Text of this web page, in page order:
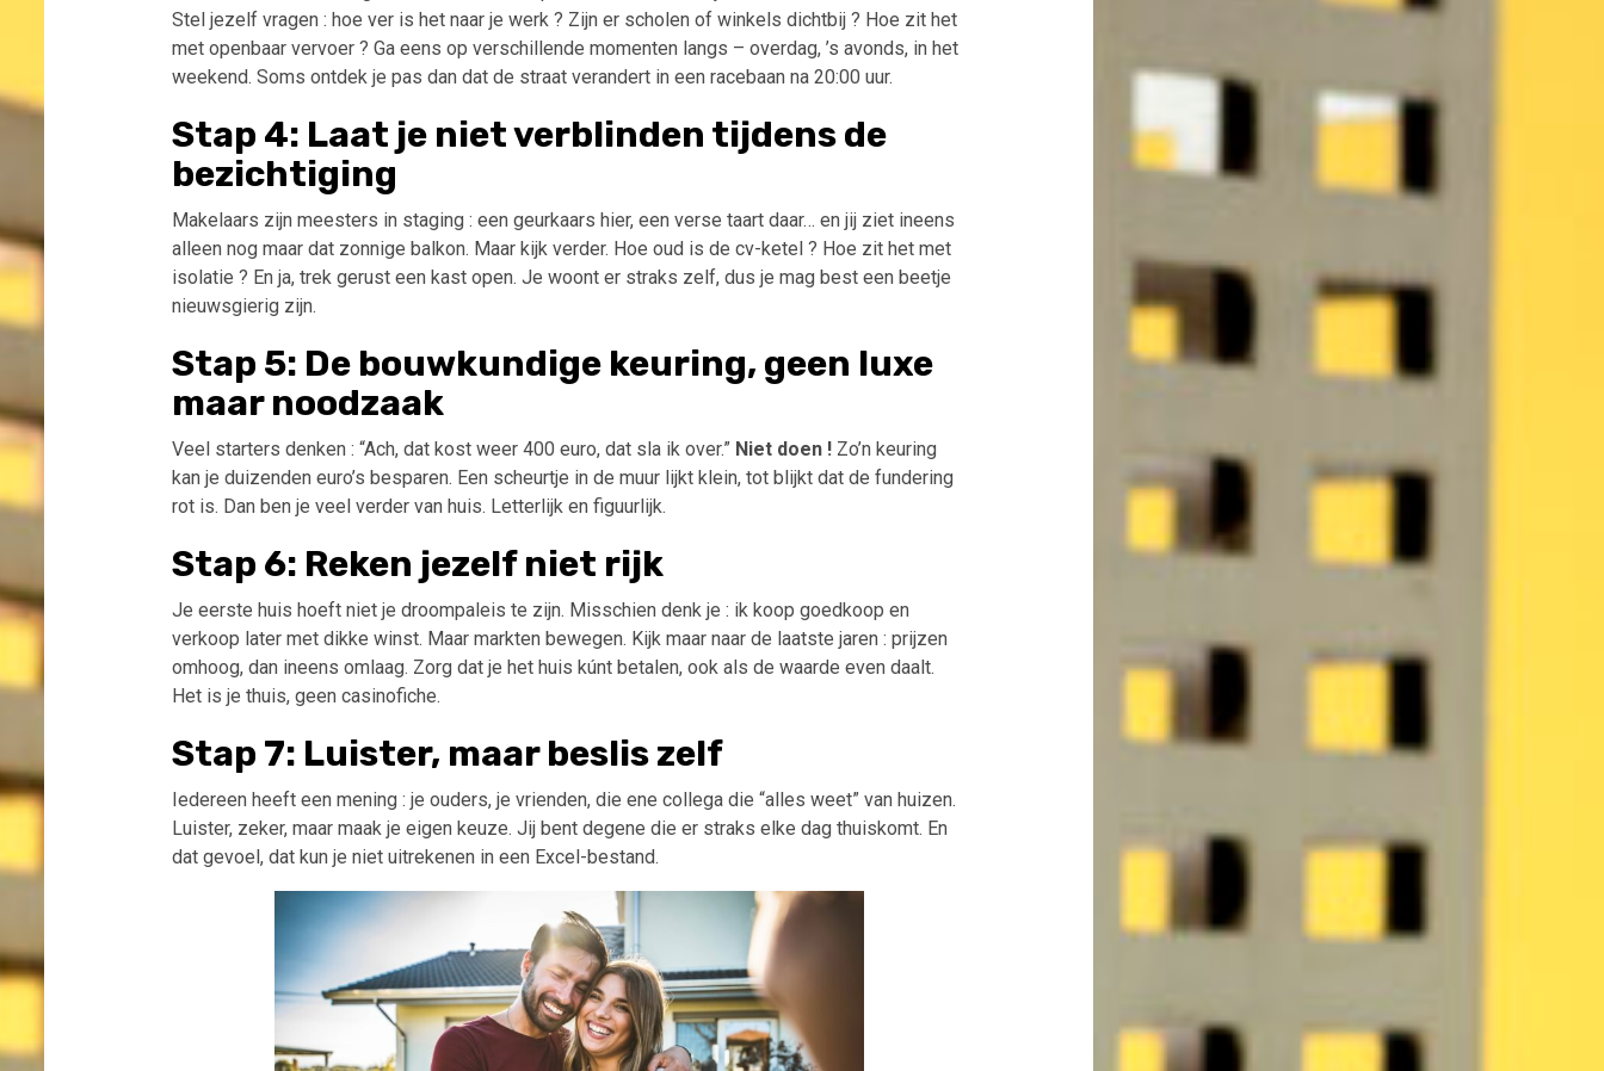
Stel jezelf vragen : hoe ver is het naar je werk ? Zijn er scholen of winkels dichtbij ? Hoe zit het
met openbaar vervoer ? Ga eens op verschillende momenten langs – overdag, ’s avonds, in het
weekend. Soms ontdek je pas dan dat de straat verandert in een racebaan na 20:00 uur.
Stap 4: Laat je niet verblinden tijdens de
bezichtiging
Makelaars zijn meesters in staging : een geurkaars hier, een verse taart daar… en jij ziet ineens
alleen nog maar dat zonnige balkon. Maar kijk verder. Hoe oud is de cv-ketel ? Hoe zit het met
isolatie ? En ja, trek gerust een kast open. Je woont er straks zelf, dus je mag best een beetje
nieuwsgierig zijn.
Stap 5: De bouwkundige keuring, geen luxe
maar noodzaak
Veel starters denken : “Ach, dat kost weer 400 euro, dat sla ik over.” Niet doen !Zo’n keuring
kan je duizenden euro’s besparen. Een scheurtje in de muur lijkt klein, tot blijkt dat de fundering
rot is. Dan ben je veel verder van huis. Letterlijk en figuurlijk.
Stap 6: Reken jezelf niet rijk
Je eerste huis hoeft niet je droompaleis te zijn. Misschien denk je : ik koop goedkoop en
verkoop later met dikke winst. Maar markten bewegen. Kijk maar naar de laatste jaren : prijzen
omhoog, dan ineens omlaag. Zorg dat je het huis kúnt betalen, ook als de waarde even daalt.
Het is je thuis, geen casinofiche.
Stap 7: Luister, maar beslis zelf
Iedereen heeft een mening : je ouders, je vrienden, die ene collega die “alles weet” van huizen.
Luister, zeker, maar maak je eigen keuze. Jij bent degene die er straks elke dag thuiskomt. En
dat gevoel, dat kun je niet uitrekenen in een Excel-bestand.